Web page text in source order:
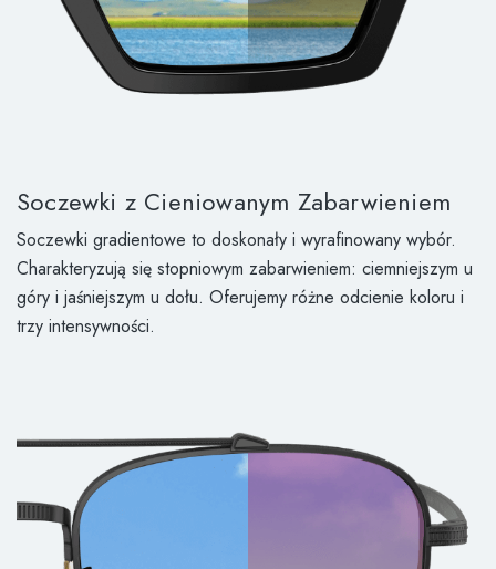
Soczewki z Cieniowanym Zabarwieniem
Soczewki gradientowe to doskonały i wyrafinowany wybór.
Charakteryzują się stopniowym zabarwieniem: ciemniejszym u
góry i jaśniejszym u dołu. Oferujemy różne odcienie koloru i
trzy intensywności.